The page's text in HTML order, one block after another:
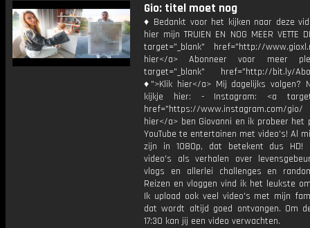
Gio: titel moet nog
♦ Bedankt voor het kijken naar deze
hier mijn TRUIEN EN NOG MEER VETTE
target="_blank" href="http://
hier</a> Abonneer voor meer
target="_blank" href="http://bit.ly/
♦">Klik hier</a> Mij dagelijks volgen?
kijkje hier: - Instagram: <a
href="https://www.instagram.com/
hier</a> ben Giovanni en ik probeer het
YouTube te entertainen met video's! Al
zijn in 1080p, dat betekent dus HD!
video's als verhalen over
vlogs en allerlei challenges en
Reizen en vloggen vind ik het leukste
Ik upload ook veel video's met mijn
dat wordt altijd goed ontvangen. Om
17:30 kan jij een video verwachten.